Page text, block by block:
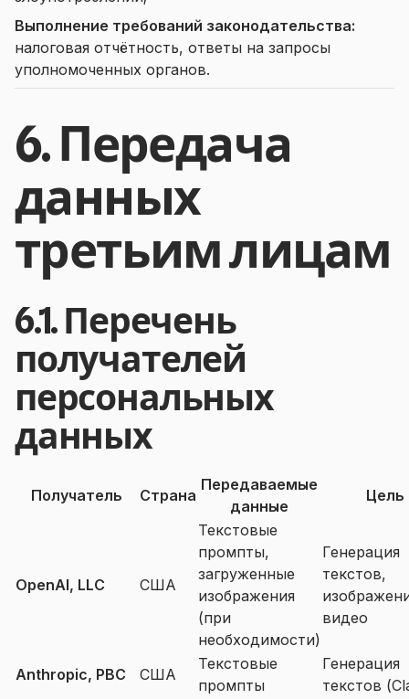
Выполнение требований законодательства:
налоговая отчётность, ответы на запросы
уполномоченных органов.
6. Передача
данных
третьим лицам
6.1. Перечень
получателей
персональных
данных
Получатель Страна
Передаваемые
данные
Цель
OpenAI, LLC США
Текстовые
промпты,
загруженные
изображения
(при
необходимости)
Генерация
текстов,
видео
Anthropic, PBC США
Текстовые
промпты
Генерация
текстов